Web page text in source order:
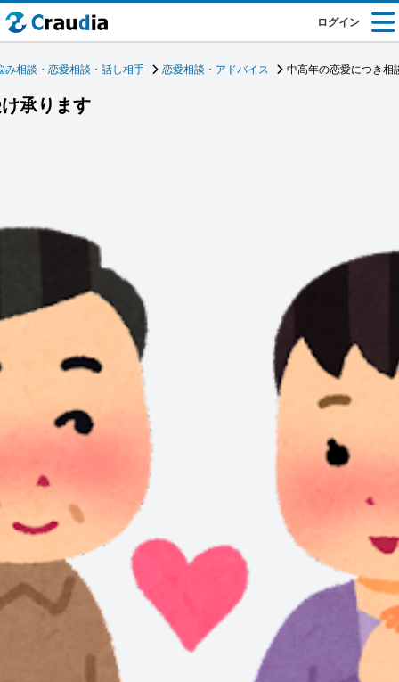
ログイン
み相談・恋愛相談・話し相手 恋愛相談・アドバイス 中高年の恋愛につき相
承ります